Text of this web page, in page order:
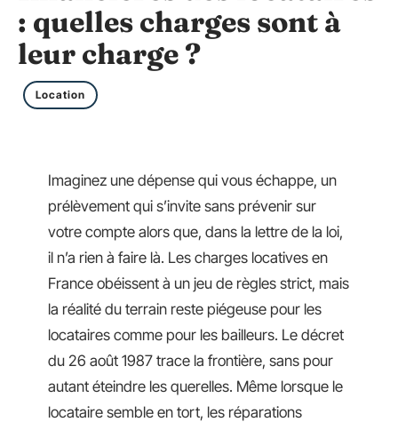
: quelles charges sont à
leur charge ?
Location
Imaginez une dépense qui vous échappe, un
prélèvement qui s’invite sans prévenir sur
votre compte alors que, dans la lettre de la loi,
il n’a rien à faire là. Les charges locatives en
France obéissent à un jeu de règles strict, mais
la réalité du terrain reste piégeuse pour les
locataires comme pour les bailleurs. Le décret
du 26 août 1987 trace la frontière, sans pour
autant éteindre les querelles. Même lorsque le
locataire semble en tort, les réparations